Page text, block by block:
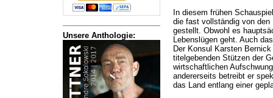
Unsere Anthologie:
In diesem frühen
die fast vollständig von den
gestellt. Obwohl es
Lebenslügen geht. Auch
Der Konsul Karsten
titelgebenden Stützen der
wirtschaftlichen
andererseits betreibt er
das Land entlang einer